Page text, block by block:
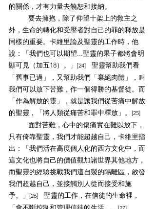
的關係，才有力量去饒恕和接納。
要去擁抱，除了仰望十架上的救主之
外，生命的轉化和受壓者對自己的罪的釋放是
同樣的重要。卡維里論及聖靈的工作時，他
說：「我們也可以期望...聖靈的果子都將會明
顯可見（加五18）。」 [24] 聖靈幫助我們看
「舊事已過」，又幫助我們「棄絕肉體」，叫
我們可以放下苦難，作一個得勝的基督徒。而
「作為解放的靈」，就是讓我們從苦痛中解放
的聖靈，「將人類從痛苦和罪中釋放」。 [25]
面對苦難，心中的傷痛實在難以放下，
只有倚靠聖靈，我們才能超越自己，卡維里指
出：「我們活在高度個人化的西方文化中，而
這文化也將自己的價值觀加諸世界其他地方，
而聖靈的經驗挑戰我們這自製的隔離區，啟發
我們超越自己，並接觸別人從而接受和施
予。」 [26] 聖靈的工作，在信徒的生命裡，